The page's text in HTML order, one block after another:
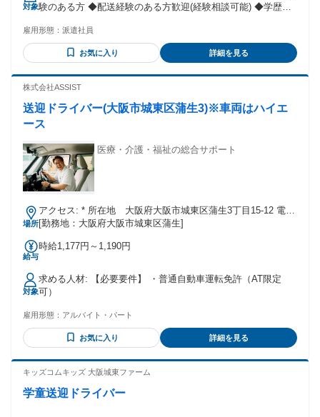
対象験のある方 ◆配送経験のある方歓迎(経験相談可能) ◆学歴不
雇用形態： 派遣社員
お気に入り 詳細を見る
株式会社ASSIST
送迎ドライバー(大阪市城東区蒲生3)※車両はハイエ
ース
医療・介護・福祉の総合サポート
場所
アクセス: * 所在地 大阪府大阪市城東区蒲生3丁目15-12 電車
でのアクセス * Osaka Metro 長堀鶴見緑地線「蒲生四丁目
ある方向）へ徒歩約2分〜3分進んだ場所にあります（城東警
[勤務地：大阪府大阪市城東区蒲生]
給与
時給1,177円～1,190円
対象
求める人材: 【必要要件】 ・普通自動車運転免許（AT限定
可）
雇用形態： アルバイト・パート
お気に入り 詳細を見る
キッズコムキッズ 大阪城東ファーム
学童送迎ドライバー